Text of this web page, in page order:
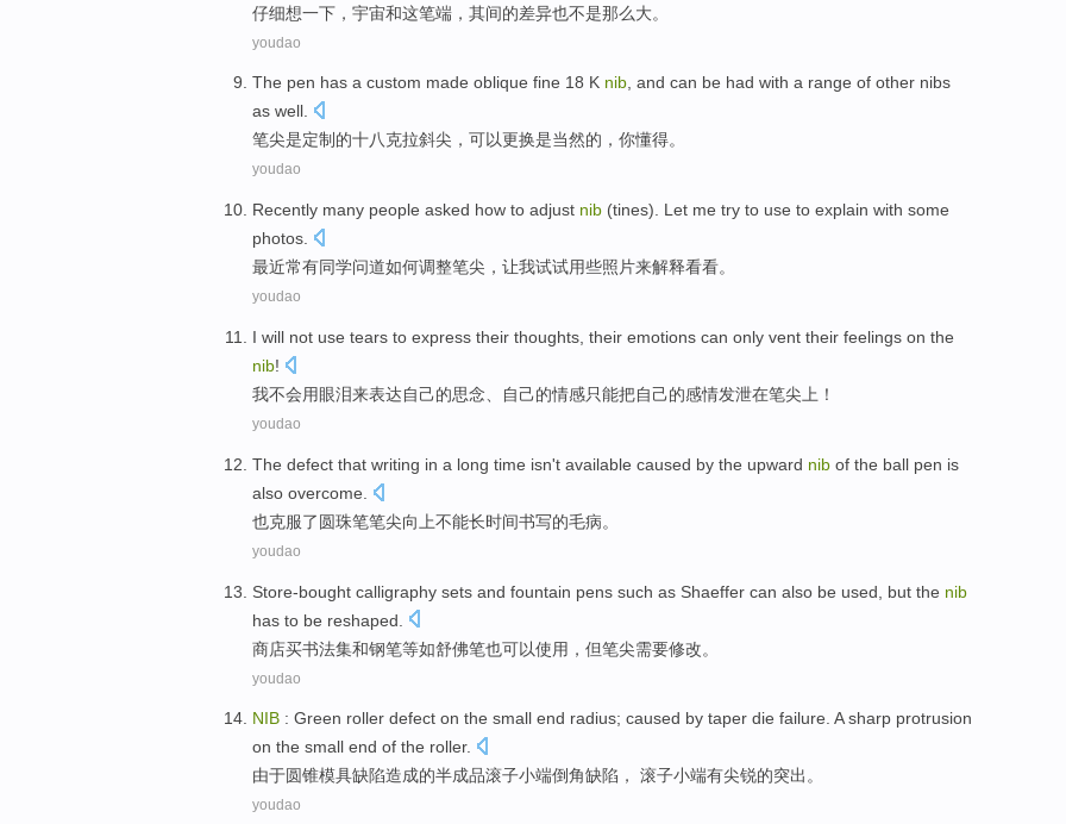
仔细想一下， 宇宙和这笔端，其间的差异也不是那么大。
youdao
The pen has a custom made oblique fine 18 K nib, and can be had with a range of other nibs
as well.
笔尖是定制 的十八克拉斜尖 ， 可以更换是当然的，你懂得。
youdao
Recently many people asked how to adjust nib (tines). Let me try to use to explain with some
photos
最近常有同学问道如何调整笔尖 ， 让我试试用些照片来解释看看。
youdao
I will not use tears to express their thoughts , their emotions can only vent their feelings on the
nib!
我不会用眼泪来表达自己的思念 、自己的情感只能把自己的感情发泄在笔尖上 ！
youdao
The defect that writing in a long time isn't available caused by the upward nib of the ball pen is
also overcome
也克服了圆珠笔笔尖向上不能长时间书写的毛病。
youdao
Store-bought calligraphy sets and fountain pens such as Shaeffer can also be used but the nib
has to be reshaped.
商店买书法集和钢笔等如舒佛笔也可以使用 ， 但笔尖需要修改。
youdao
NIB : Green roller defect on the small end radius; caused by taper die failure. A sharp protrusion
on the small end of the roller.
由于圆锥模具缺陷造成的半成品滚子小端倒角缺陷， 滚子小端有尖锐的突出。
youdao